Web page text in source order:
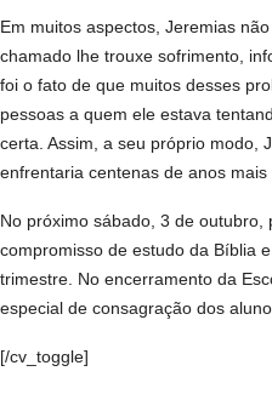
Em muitos aspectos, Jeremias
chamado lhe trouxe sofrimento,
foi o fato de que muitos desses
pessoas a quem ele estava
certa. Assim, a seu próprio modo,
enfrentaria centenas de anos
No próximo sábado, 3 de
compromisso de estudo da Bíblia
trimestre. No encerramento da
especial de consagração dos
[/cv_toggle]